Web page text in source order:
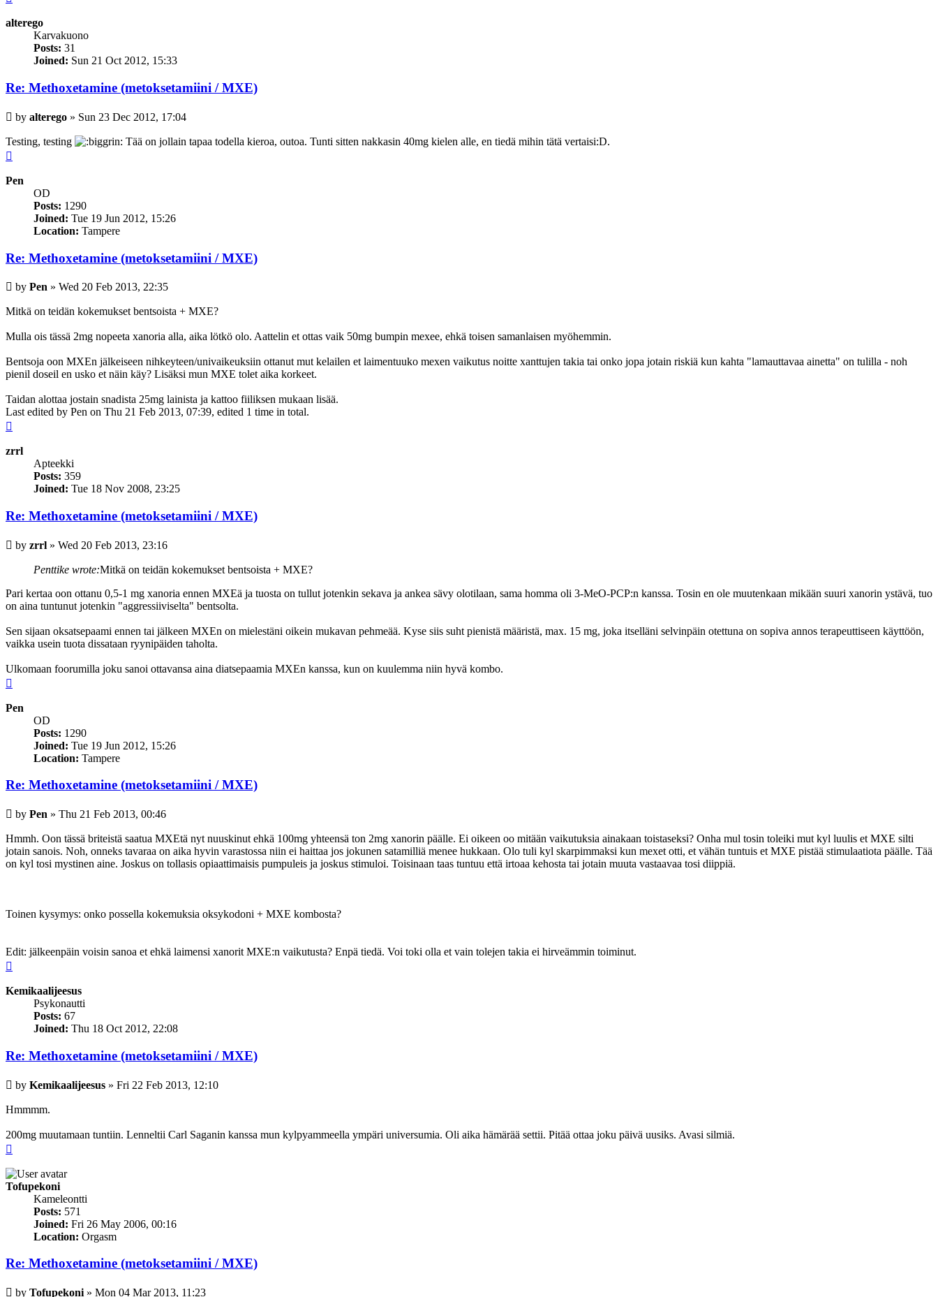
alterego
Karvakuono
Posts: 31
Joined: Sun 21 Oct 2012, 15:33
Re: Methoxetamine (metoksetamiini / MXE)
Post
by alterego » Sun 23 Dec 2012, 17:04
Testing, testing
Tää on jollain tapaa todella kieroa, outoa. Tunti sitten nakkasin 40mg kielen alle, en tiedä mihin tätä vertaisi:D.
Pen
OD
Posts: 1290
Joined: Tue 19 Jun 2012, 15:26
Location: Tampere
Re: Methoxetamine (metoksetamiini / MXE)
Post
by Pen » Wed 20 Feb 2013, 22:35
Mitkä on teidän kokemukset bentsoista + MXE?
Mulla ois tässä 2mg nopeeta xanoria alla, aika lötkö olo. Aattelin et ottas vaik 50mg bumpin mexee, ehkä toisen samanlaisen myöhemmin.
Bentsoja oon MXEn jälkeiseen nihkeyteen/univaikeuksiin ottanut mut kelailen et laimentuuko mexen vaikutus noitte xanttujen takia tai onko jopa jotain riskiä kun kahta "lamauttavaa ainetta" on tulilla - noh
pienil doseil en usko et näin käy? Lisäksi mun MXE tolet aika korkeet.
Taidan alottaa jostain snadista 25mg lainista ja kattoo fiiliksen mukaan lisää.
Last edited by Pen on Thu 21 Feb 2013, 07:39, edited 1 time in total.
zrrl
Apteekki
Posts: 359
Joined: Tue 18 Nov 2008, 23:25
Re: Methoxetamine (metoksetamiini / MXE)
Post
by zrrl » Wed 20 Feb 2013, 23:16
Penttike wrote:Mitkä on teidän kokemukset bentsoista + MXE?
Pari kertaa oon ottanu 0,5-1 mg xanoria ennen MXEä ja tuosta on tullut jotenkin sekava ja ankea sävy olotilaan, sama homma oli 3-MeO-PCP:n kanssa. Tosin en ole muutenkaan mikään suuri xanorin ystävä, tuo
on aina tuntunut jotenkin "aggressiiviselta" bentsolta.
Sen sijaan oksatsepaami ennen tai jälkeen MXEn on mielestäni oikein mukavan pehmeää. Kyse siis suht pienistä määristä, max. 15 mg, joka itselläni selvinpäin otettuna on sopiva annos terapeuttiseen käyttöön,
vaikka usein tuota dissataan ryynipäiden taholta.
Ulkomaan foorumilla joku sanoi ottavansa aina diatsepaamia MXEn kanssa, kun on kuulemma niin hyvä kombo.
Pen
OD
Posts: 1290
Joined: Tue 19 Jun 2012, 15:26
Location: Tampere
Re: Methoxetamine (metoksetamiini / MXE)
Post
by Pen » Thu 21 Feb 2013, 00:46
Hmmh. Oon tässä briteistä saatua MXEtä nyt nuuskinut ehkä 100mg yhteensä ton 2mg xanorin päälle. Ei oikeen oo mitään vaikutuksia ainakaan toistaseksi? Onha mul tosin toleiki mut kyl luulis et MXE silti
jotain sanois. Noh, onneks tavaraa on aika hyvin varastossa niin ei haittaa jos jokunen satamilliä menee hukkaan. Olo tuli kyl skarpimmaksi kun mexet otti, et vähän tuntuis et MXE pistää stimulaatiota päälle. Tää
on kyl tosi mystinen aine. Joskus on tollasis opiaattimaisis pumpuleis ja joskus stimuloi. Toisinaan taas tuntuu että irtoaa kehosta tai jotain muuta vastaavaa tosi diippiä.
Toinen kysymys: onko possella kokemuksia oksykodoni + MXE kombosta?
Edit: jälkeenpäin voisin sanoa et ehkä laimensi xanorit MXE:n vaikutusta? Enpä tiedä. Voi toki olla et vain tolejen takia ei hirveämmin toiminut.
Kemikaalijeesus
Psykonautti
Posts: 67
Joined: Thu 18 Oct 2012, 22:08
Re: Methoxetamine (metoksetamiini / MXE)
Post
by Kemikaalijeesus » Fri 22 Feb 2013, 12:10
Hmmmm.
200mg muutamaan tuntiin. Lenneltii Carl Saganin kanssa mun kylpyammeella ympäri universumia. Oli aika hämärää settii. Pitää ottaa joku päivä uusiks. Avasi silmiä.
Tofupekoni
Kameleontti
Posts: 571
Joined: Fri 26 May 2006, 00:16
Location: Orgasm
Re: Methoxetamine (metoksetamiini / MXE)
Post
by Tofupekoni » Mon 04 Mar 2013, 11:23